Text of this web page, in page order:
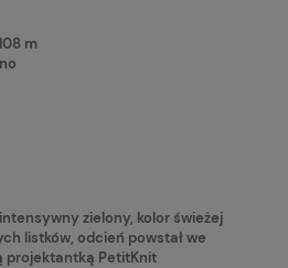
m
intensywny zielony, kolor świeżej
listków, odcień powstał we
projektantką PetitKnit